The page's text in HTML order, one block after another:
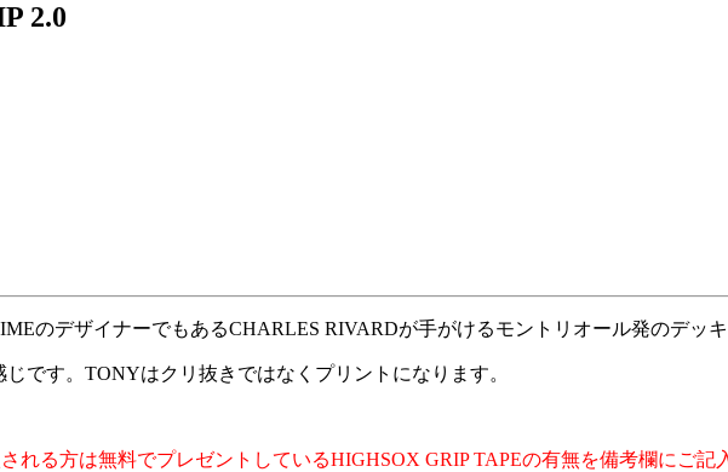
2.0
のデザイナーでもあるCHARLES RIVARDが手がけるモントリオール発のデッ
です。TONYはクリ抜きではなくプリントになります。
れる方は無料でプレゼント しているHIGHSOX GRIP TAPEの有無を備考欄にご記